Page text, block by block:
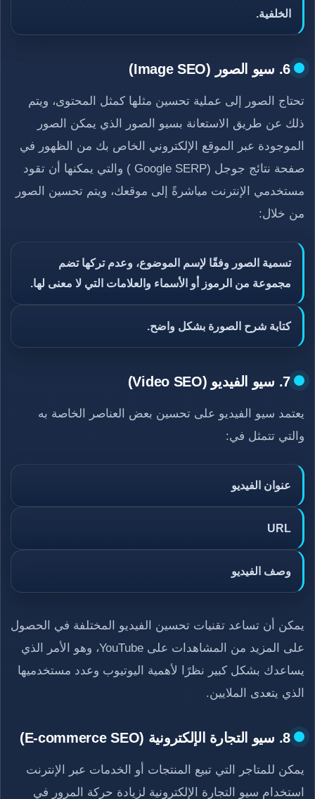
الخلفية.
6. سيو الصور (Image SEO)
تحتاج الصور إلى عملية تحسين مثلها كمثل المحتوى، ويتم
ذلك عن طريق الاستعانة بسيو الصور الذي يمكن الصور
الموجودة عبر الموقع الإلكتروني الخاص بك من الظهور في
صفحة نتائج جوجل (Google SERP ) والتي يمكنها أن تقود
مستخدمي الإنترنت مياشرةً إلى موقعك، ويتم تحسين الصور
من خلال:
تسمية الصور وفقًا لإسم الموضوع، وعدم تركها تضم
مجموعة من الرموز أو الأسماء والعلامات التي لا معنى لها.
كتابة شرح الصورة بشكل واضح.
7. سيو الفيديو (Video SEO)
يعتمد سيو الفيديو على تحسين بعض العناصر الخاصة به
والتي تتمثل في:
عنوان الفيديو
URL
وصف الفيديو
يمكن أن تساعد تقنيات تحسين الفيديو المختلفة في الحصول
على المزيد من المشاهدات على YouTube، وهو الأمر الذي
يساعدك بشكل كبير نظرًا لأهمية اليوتيوب وعدد مستخدميها
الذي يتعدى الملايين.
8. سيو التجارة الإلكترونية (E-commerce SEO)
يمكن للمتاجر التي تبيع المنتجات أو الخدمات عبر الإنترنت
استخدام سيو التجارة الإلكترونية لزيادة حركة المرور في